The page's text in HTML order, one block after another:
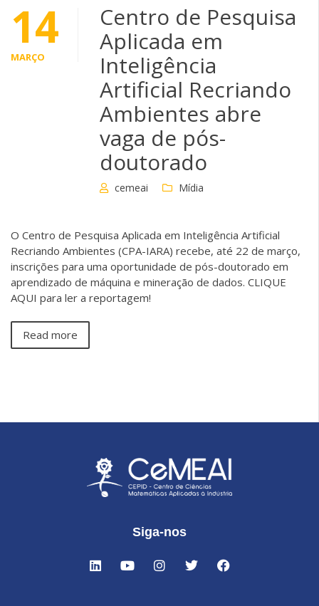
14
MARÇO
Centro de Pesquisa
Aplicada em
Inteligência
Artificial Recriando
Ambientes abre
vaga de pós-
doutorado
cemeai Mídia
O Centro de Pesquisa Aplicada em Inteligência Artificial
Recriando Ambientes (CPA-IARA) recebe, até 22 de março,
inscrições para uma oportunidade de pós-doutorado em
aprendizado de máquina e mineração de dados. CLIQUE
AQUI para ler a reportagem!
Read more
Siga-nos